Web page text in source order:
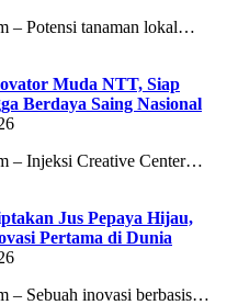
– Potensi tanaman lokal…
Muda NTT, Siap
Berdaya Saing Nasional
– Injeksi Creative Center…
Jus Pepaya Hijau,
Pertama di Dunia
– Sebuah inovasi berbasis…